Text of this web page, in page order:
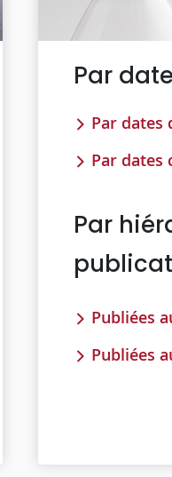
Par date
Par dates
Par dates
Par
Publiées
Publiées